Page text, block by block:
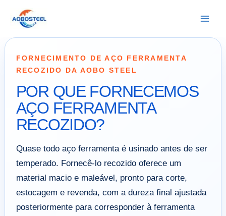
para
conteúdoFORNECIMENTO DE AÇO FERRAMENTA
RECOZIDO DA AOBO STEEL
POR QUE FORNECEMOS
AÇO FERRAMENTA
RECOZIDO?
Quase todo aço ferramenta é usinado antes de ser
temperado. Fornecê-lo recozido oferece um
material macio e maleável, pronto para corte,
estocagem e revenda, com a dureza final ajustada
posteriormente para corresponder à ferramenta